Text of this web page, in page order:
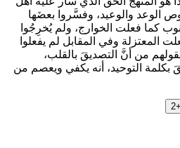
الوعد والوعيد، وفسَّروا بعضَها
كما فعلت الخوارج، ولم يُخرِجُوا
المعتزلة وفي المقابل لم يفعلوا
من أنَّ التصديقَ بالقلب،
بكلمة التوحيد، أنه يكفي ويعصم من
+
2